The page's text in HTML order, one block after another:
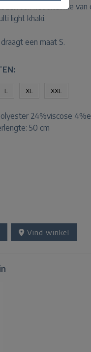
aan het uiteinde
light khaki.
een maat S.
L XL XXL
24%viscose
50 cm
Vind winkel